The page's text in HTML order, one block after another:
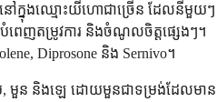
ននៅក្នុងឈ្មោះយីហោជាច្រើន ដែលនីមួយៗ
បីបំពេញតម្រូវការ និងចំណូលចិត្តផ្សេងៗ។
Diprosone និង Sernivo។
ម, មួន និងឡេ ដោយមួនជាទម្រង់ដែលមាន